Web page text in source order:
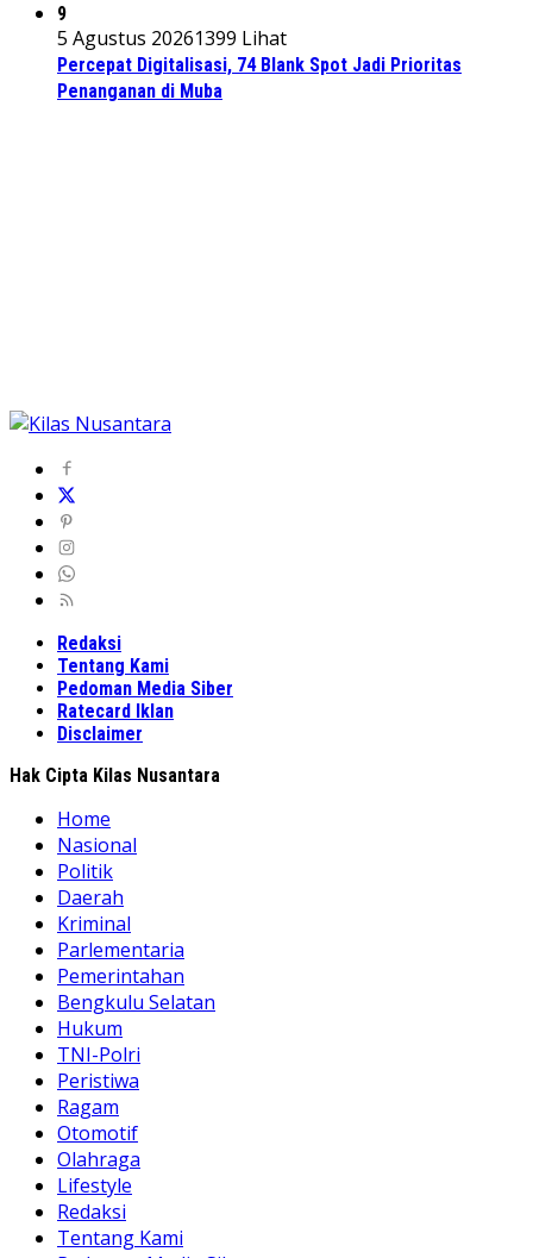
9
5 Agustus 20261399 Lihat
Percepat Digitalisasi, 74 Blank Spot Jadi Prioritas
Penanganan di Muba
Redaksi
Tentang Kami
Pedoman Media Siber
Ratecard Iklan
Disclaimer
Hak Cipta Kilas Nusantara
Home
Nasional
Politik
Daerah
Kriminal
Parlementaria
Pemerintahan
Bengkulu Selatan
Hukum
TNI-Polri
Peristiwa
Ragam
Otomotif
Olahraga
Lifestyle
Redaksi
Tentang Kami